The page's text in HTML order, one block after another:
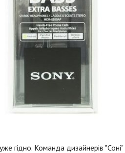
гідно. Команда дизайнерів